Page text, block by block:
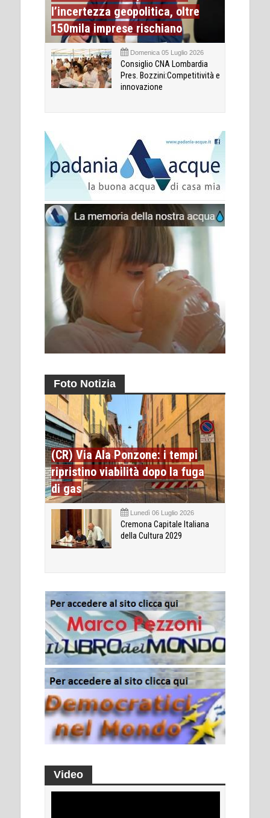
l’incertezza geopolitica, oltre
150mila imprese rischiano
Domenica 05 Luglio 2026
Consiglio CNA Lombardia
Pres. Bozzini:Competitività e
innovazione
Foto Notizia
(CR) Via Ala Ponzone: i tempi
ripristino viabilità dopo la fuga
di gas
Lunedì 06 Luglio 2026
Cremona Capitale Italiana
della Cultura 2029
Video